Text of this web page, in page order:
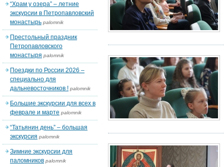
“Храм у озера” – летние
экскурсии в Петропавловский
монастырь palomnik
Престольный праздник
Петропавловского
монастыря palomnik
Поездки по России 2026 –
специально для
дальневосточников ! palomnik
Большие экскурсии для всех в
феврале и марте palomnik
“Татьянин день” – большая
экскурсия palomnik
Зимние экскурсии для
паломников palomnik